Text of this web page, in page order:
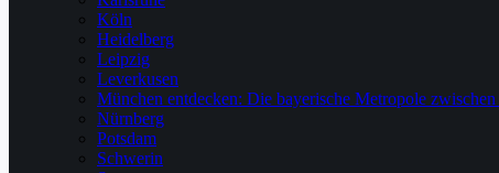
Köln
Heidelberg
Leipzig
Leverkusen
München entdecken: Die bayerische Metropole
Nürnberg
Potsdam
Schwerin